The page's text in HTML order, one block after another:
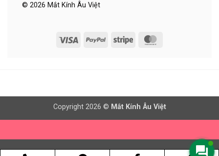
© 2026 Mắt Kính Âu Việt
Visa PayPal Stripe
Copyright 2026 © Mắt Kính Âu Việt